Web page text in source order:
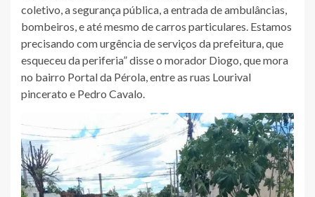
coletivo, a segurança pública, a entrada de ambulâncias,
bombeiros, e até mesmo de carros particulares. Estamos
precisando com urgência de serviços da prefeitura, que
esqueceu da periferia” disse o morador Diogo, que mora
no bairro Portal da Pérola, entre as ruas Lourival
pincerato e Pedro Cavalo.